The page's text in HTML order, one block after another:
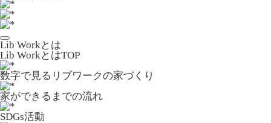
Lib Workとは
Lib WorkとはTOP
数字で⾒るリブワークの家づくり
家ができるまでの流れ
SDGs活動